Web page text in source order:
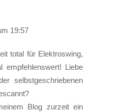
19:57
total für Elektroswing,
Liebe
selbstgeschriebenen
Blog zurzeit ein